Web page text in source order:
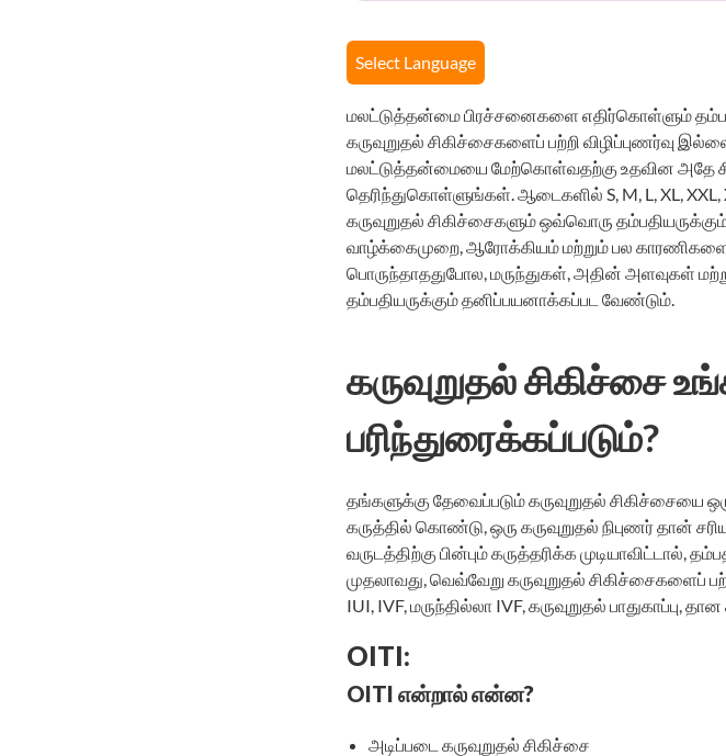
Select Language
மலட்டுத்தன்மை பிரச்சனைகளை எதிர்கொள்ளும்
கருவுறுதல் சிகிச்சைகளைப் பற்றி விழிப்புணர்வு
மலட்டுத்தன்மையை மேற்கொள்வதற்கு உதவின அதே
தெரிந்துகொள்ளுங்கள். ஆடைகளில் S, M, L, XL, XXL,
கருவுறுதல் சிகிச்சைகளும் ஒவ்வொரு
வாழ்க்கைமுறை, ஆரோக்கியம் மற்றும் பல காரணிகளைப்
பொருந்தாததுபோல, மருந்துகள், அதின் அளவுகள்
தம்பதியருக்கும் தனிப்பயனாக்கப்பட வேண்டும்.
கருவுறுதல் சிகிச்சை
பரிந்துரைக்கப்படும்?
தங்களுக்கு தேவைப்படும் கருவுறுதல் சிகிச்சையை
கருத்தில் கொண்டு, ஒரு கருவுறுதல் நிபுணர் தான்
வருடத்திற்கு பின்பும் கருத்தரிக்க முடியாவிட்டால்,
முதலாவது, வெவ்வேறு கருவுறுதல்
IUI, IVF, மருந்தில்லா IVF, கருவுறுதல் பாதுகாப்பு,
OITI:
OITI என்றால் என்ன?
அடிப்படை கருவுறுதல் சிகிச்சை